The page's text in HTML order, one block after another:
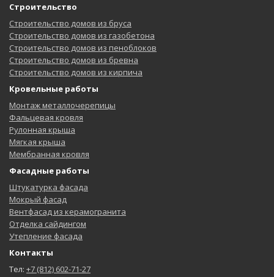
Строительство
Строительство домов из бруса
Строительство домов из газобетона
Строительство домов из пеноблоков
Строительство домов из бревна
Строительство домов из кирпича
Кровельные работы
Монтаж металлочерепицы
Фальцевая кровля
Рулонная крыша
Мягкая крыша
Мембранная кровля
Фасадные работы
Штукатурка фасада
Мокрый фасад
Вентфасад из керамогранита
Отделка сайдингом
Утепление фасада
Контакты
Тел: +7 (812) 602-71-27